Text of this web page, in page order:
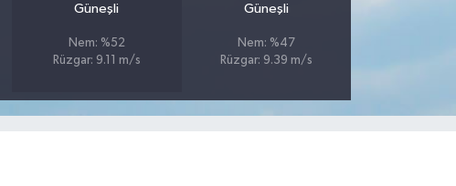
Güneşli
Nem: %52
Rüzgar: 9.11 m/s
Güneşli
Nem: %47
Rüzgar: 9.39 m/s